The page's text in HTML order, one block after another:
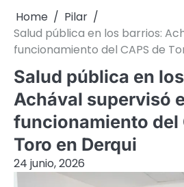
Home
Pilar
Salud pública en los barrios:
funcionamiento del CAPS de
Salud pública en
Achával supervisó
funcionamiento del
Toro en Derqui
24 junio, 2026